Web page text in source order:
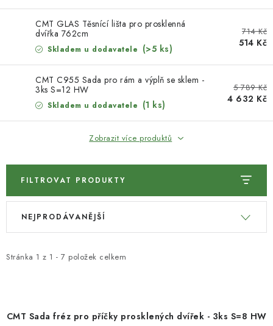
STROJE
KONTAKTY
DÁRKOVÉ POUKAZY
NÁSTROJE PRO OPRACOVÁNÍ KOVU
NÁSTROJE PRO ŘEZÁNÍ DŘEVA
CMT GLAS Těsnící lišta pro prosklenná
dvířka 762cm
Skladem u dodavatele (>5 ks)
714 Kč
514 Kč
CMT C955 Sada pro rám a výplň se sklem -
3ks S=12 HW
Skladem u dodavatele (1 ks)
5 789 Kč
4 632 Kč
Zobrazit více produktů
FILTROVAT PRODUKTY
V
i
r
Stránka 1 z 1 - 7 položek celkem
Ř
e
p
NEJPRODÁVANĚJŠÍ
CMT Sada fréz pro příčky prosklených dvířek - 3ks S=8 HW